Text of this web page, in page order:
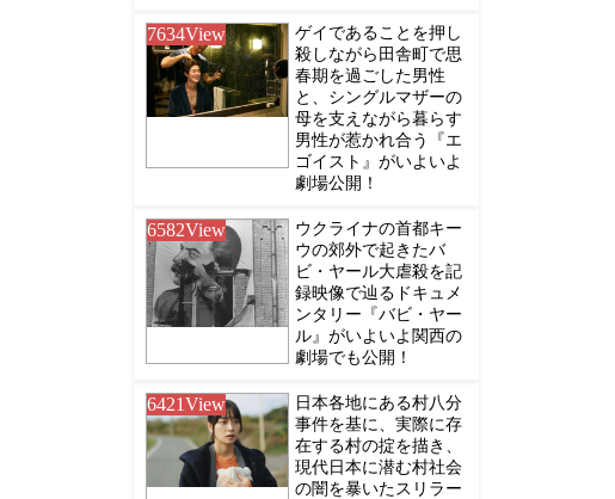
7634View
ゲイであることを押し
殺しながら田舎町で思
春期を過ごした男性
と、シングルマザーの
母を支えながら暮らす
男性が惹かれ合う『エ
ゴイスト』がいよいよ
劇場公開！
6582View
ウクライナの首都キー
ウの郊外で起きたバ
ビ・ヤール大虐殺を記
録映像で辿るドキュメ
ンタリー『バビ・ヤー
ル』がいよいよ関西の
劇場でも公開！
6421View
日本各地にある村八分
事件を基に、実際に存
在する村の掟を描き、
現代日本に潜む村社会
の闇を暴いたスリラー